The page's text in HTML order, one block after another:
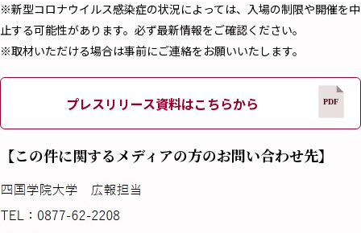
※新型コロナウイルス感染症の状況によっては、入場の制限や開催を中
止する可能性があります。必ず最新情報をご確認ください。
※取材いただける場合は事前にご連絡をお願いいたします。
プレスリリース資料はこちらから
【この件に関するメディアの方のお問い合わせ先】